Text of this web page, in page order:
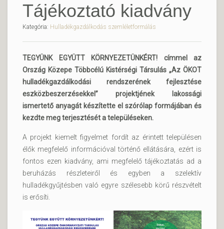
Tájékoztató kiadvány
Kategória: Hulladékgazdálkodás szemléletformálás
TEGYÜNK EGYÜTT KÖRNYEZETÜNKÉRT! címmel az
Ország Közepe Többcélú Kistérségi Társulás „Az ÖKOT
hulladékgazdálkodási rendszerének fejlesztése
eszközbeszerzésekkel” projektjének lakossági
ismertető anyagát készítette el szórólap formájában és
kezdte meg terjesztését a településeken.
A projekt kiemelt figyelmet fordít az érintett településen
élők megfelelő információval történő ellátására, ezért is
fontos ezen kiadvány, ami megfelelő tájékoztatás ad a
beruházás részleteiről és egyben a szelektív
hulladékgyűjtésben való egyre szélesebb körű részvételt
is erősíti.